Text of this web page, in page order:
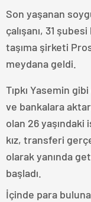
Son yaşanan
çalışanı, 31
taşıma şirketi
meydana geldi.
Tıpkı Yasemin
ve bankalara
olan 26 yaşındaki
kız, transferi
olarak yanında
başladı.
İçinde para